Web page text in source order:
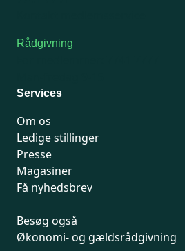
Rådgivning
Services
Om os
Ledige stillinger
Presse
Magasiner
Få nyhedsbrev
Besøg også
Økonomi- og gældsrådgivning